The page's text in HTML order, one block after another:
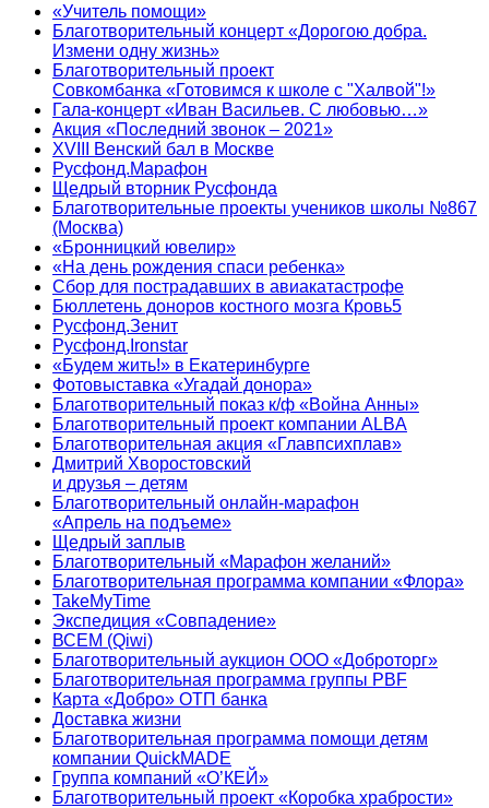
«Учитель помощи»
Благотворительный концерт «Дорогою добра.
Измени одну жизнь»
Благотворительный проект
Совкомбанка «Готовимся к школе с "Халвой"!»
Гала-концерт «Иван Васильев. С любовью…»
Акция «Последний звонок – 2021»
XVIII Венский бал в Москве
Русфонд.Марафон
Щедрый вторник Русфонда
Благотворительные проекты учеников школы №867
(Москва)
«Бронницкий ювелир»
«На день рождения спаси ребенка»
Сбор для пострадавших в авиакатастрофе
Бюллетень доноров костного мозга Кровь5
Русфонд.Зенит
Русфонд.Ironstar
«Будем жить!» в Екатеринбурге
Фотовыставка «Угадай донора»
Благотворительный показ к/ф «Война Анны»
Благотворительный проект компании ALBA
Благотворительная акция «Главпсихплав»
Дмитрий Хворостовский
и друзья – детям
Благотворительный онлайн‑марафон
«Апрель на подъеме»
Щедрый заплыв
Благотворительный «Марафон желаний»
Благотворительная программа компании «Флора»
TakeMyTime
Экспедиция «Совпадение»
ВСЕМ (Qiwi)
Благотворительный аукцион ООО «Доброторг»
Благотворительная программа группы PBF
Карта «Добро» ОТП банка
Доставка жизни
Благотворительная программа помощи детям
компании QuickMADE
Группа компаний «О’КЕЙ»
Благотворительный проект «Коробка храбрости»